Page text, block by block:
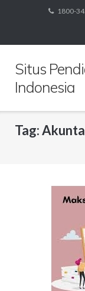
1800-
Situs
Indonesia
Tag: